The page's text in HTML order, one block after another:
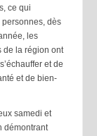
ce qui
personnes, dès
les
de la région ont
et de
et de bien-
samedi et
démontrant